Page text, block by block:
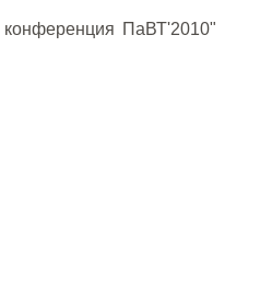
конференция ПаВТ'2010"